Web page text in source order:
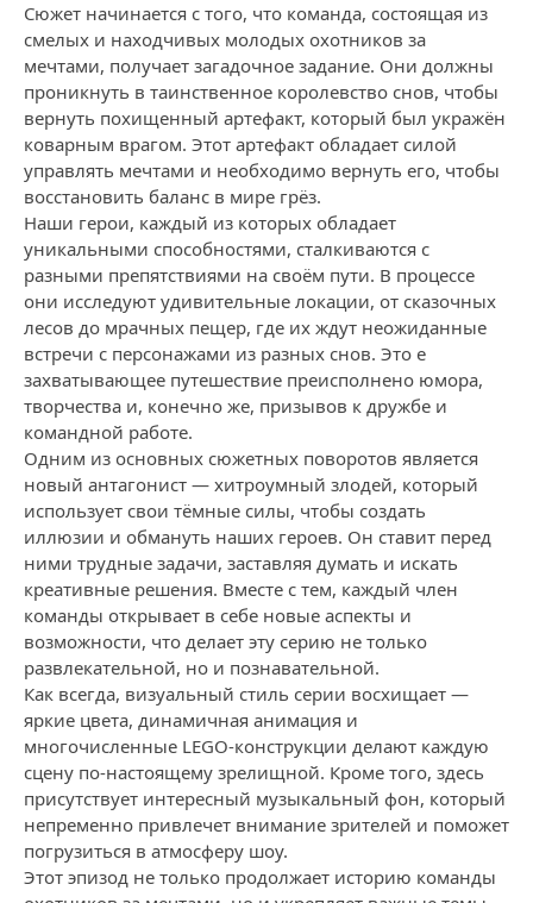
Сюжет начинается с того, что команда, состоящая из
смелых и находчивых молодых охотников за
мечтами, получает загадочное задание. Они должны
проникнуть в таинственное королевство снов, чтобы
вернуть похищенный артефакт, который был укражён
коварным врагом. Этот артефакт обладает силой
управлять мечтами и необходимо вернуть его, чтобы
восстановить баланс в мире грёз.
Наши герои, каждый из которых обладает
уникальными способностями, сталкиваются с
разными препятствиями на своём пути. В процессе
они исследуют удивительные локации, от сказочных
лесов до мрачных пещер, где их ждут неожиданные
встречи с персонажами из разных снов. Это е
захватывающее путешествие преисполнено юмора,
творчества и, конечно же, призывов к дружбе и
командной работе.
Одним из основных сюжетных поворотов является
новый антагонист — хитроумный злодей, который
использует свои тёмные силы, чтобы создать
иллюзии и обмануть наших героев. Он ставит перед
ними трудные задачи, заставляя думать и искать
креативные решения. Вместе с тем, каждый член
команды открывает в себе новые аспекты и
возможности, что делает эту серию не только
развлекательной, но и познавательной.
Как всегда, визуальный стиль серии восхищает —
яркие цвета, динамичная анимация и
многочисленные LEGO-конструкции делают каждую
сцену по-настоящему зрелищной. Кроме того, здесь
присутствует интересный музыкальный фон, который
непременно привлечет внимание зрителей и поможет
погрузиться в атмосферу шоу.
Этот эпизод не только продолжает историю команды